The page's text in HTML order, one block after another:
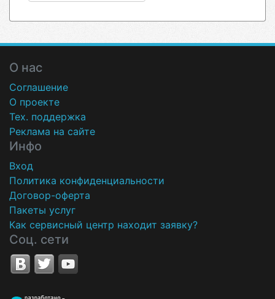
О нас
Соглашение
О проекте
Тех. поддержка
Реклама на сайте
Инфо
Вход
Политика конфиденциальности
Договор-оферта
Пакеты услуг
Как сервисный центр находит заявку?
Соц. сети